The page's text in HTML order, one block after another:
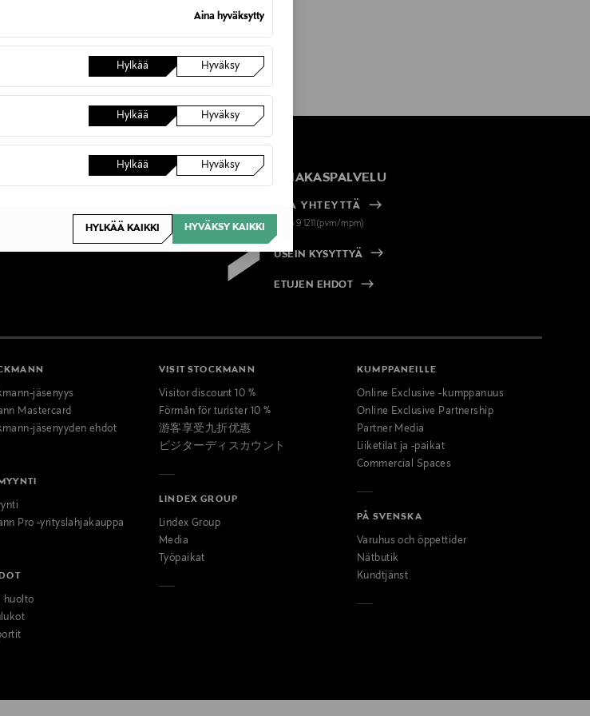
Aina hyväksytty
Hylkää Hyväksy
Hylkää Hyväksy
Hylkää Hyväksy
HYLKÄÄ KAIKKI HYVÄKSY KAIKKI
ASIAKASPALVELU
OTA YHTEYTTÄ
+358 9 1211(pvm/mpm)
USEIN KYSYTTYÄ
ETUJEN EHDOT
jäsenyys
Mastercard
jäsenyyden ehdot
Pro -yrityslahjakauppa
huolto
VISIT STOCKMANN
Visitor discount 10 %
Förmån för turister 10 %
游客享受九折优惠
ビジターディスカウント
LINDEX GROUP
Lindex Group
Media
Työpaikat
KUMPPANEILLE
Online Exclusive -kumppanuus
Online Exclusive Partnership
Partner Media
Liiketilat ja -paikat
Commercial Spaces
PÅ SVENSKA
Varuhus och öppettider
Nätbutik
Kundtjänst